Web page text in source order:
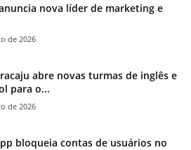
nova líder de marketing e
de 2026
abre novas turmas de inglês e
para o...
de 2026
bloqueia contas de usuários no